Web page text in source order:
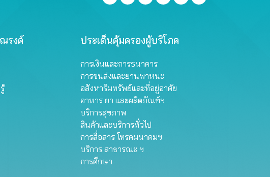
รงค์ ประเด็นคุ้มครองผู้บริโภค
การเงินและการธนาคาร
การขนส่งและยานพาหนะ
อสังหาริมทรัพย์และที่อยู่อาศัย
อาหาร ยา และผลิตภัณฑ์ฯ
บริการสุขภาพ
สินค้าและบริการทั่วไป
การสื่อสาร โทรคมนาคมฯ
บริการ สาธารณะ ฯ
การศึกษา